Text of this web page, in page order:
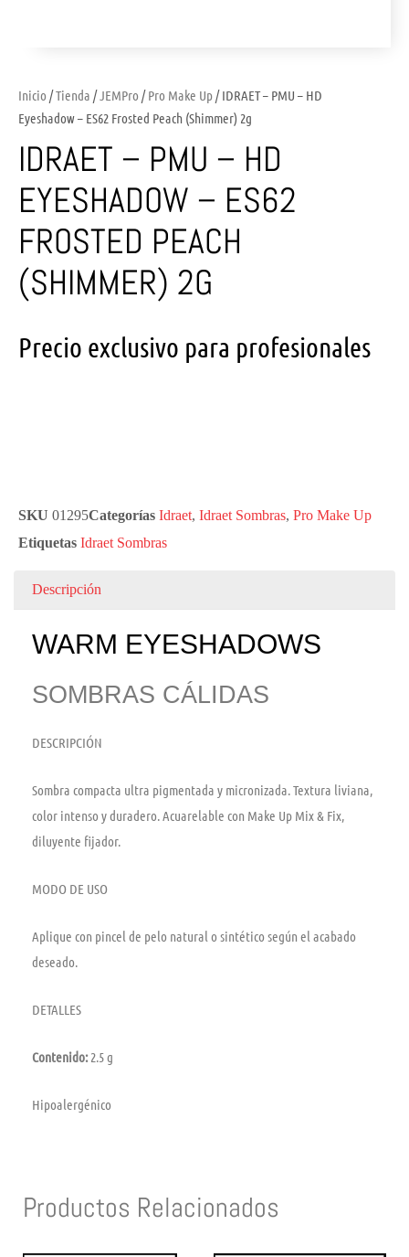
Inicio /Tienda /JEMPro /Pro Make Up/ IDRAET – PMU – HD
Eyeshadow – ES62 Frosted Peach (Shimmer) 2g
IDRAET – PMU – HD
EYESHADOW – ES62
FROSTED PEACH
(SHIMMER) 2G
Precio exclusivo para profesionales
SKU 01295Categorías Idraet, Idraet Sombras, Pro Make Up
Etiquetas Idraet Sombras
Descripción
WARM EYESHADOWS
SOMBRAS CÁLIDAS
DESCRIPCIÓN
Sombra compacta ultra pigmentada y micronizada. Textura liviana,
color intenso y duradero. Acuarelable con Make Up Mix & Fix,
diluyente fijador.
MODO DE USO
Aplique con pincel de pelo natural o sintético según el acabado
deseado.
DETALLES
Contenido:2.5 g
Hipoalergénico
Productos Relacionados